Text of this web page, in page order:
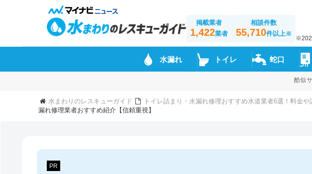
掲載業者
1,422業者
相談件数
55,710件以上※
水漏れ トイレ 蛇口
酷似
水まわりのレスキューガイド トイレ詰まり・水漏れ修理おすすめ水道業者6選！料金や
漏れ修理業者おすすめ紹介【信頼重視】
PR